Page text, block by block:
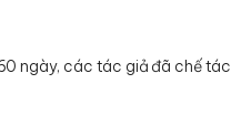
ngày, các tác giả đã chế tác